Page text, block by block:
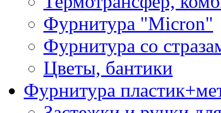
Фурнитура "Micron"
Фурнитура со
Цветы, бантики
Фурнитура